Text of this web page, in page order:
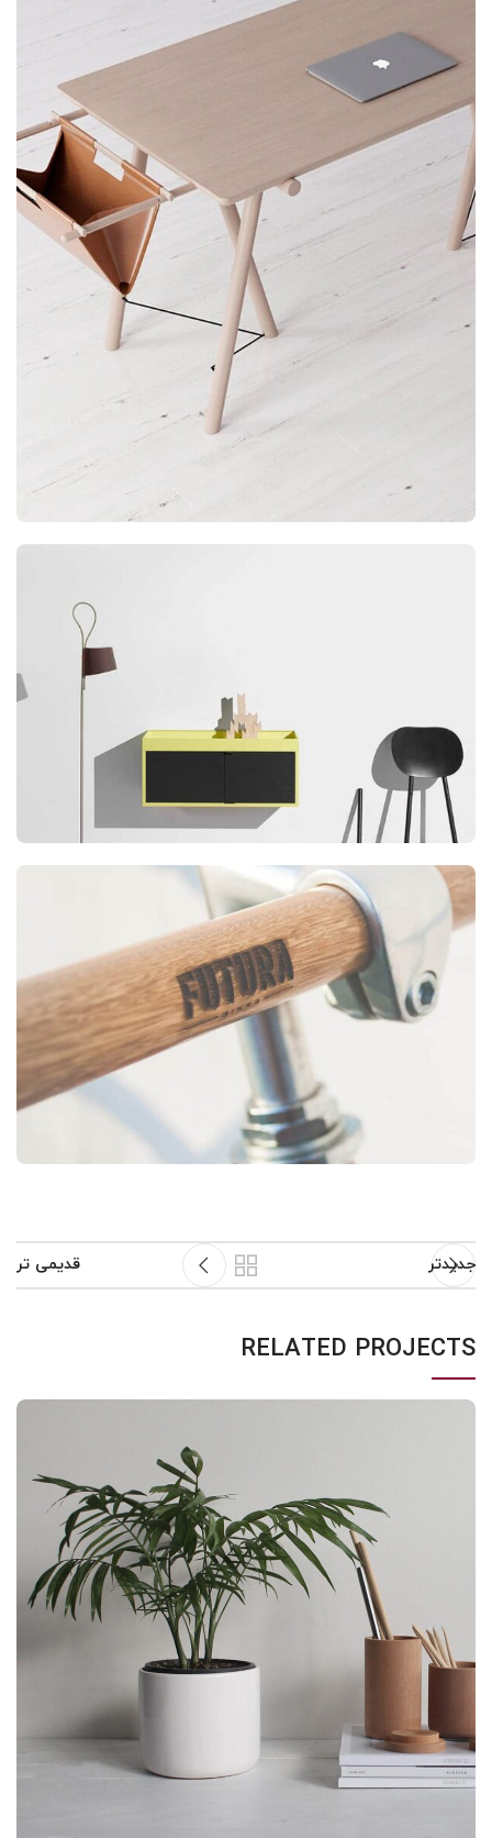
جدیدتر قدیمی تر
RELATED PROJECTS